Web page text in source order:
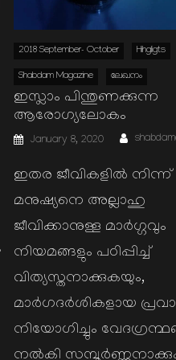
2018 September- October Hihgligts
Shabdam Magazine ലേഖനം
ഇസ്ലാം പിന്തുണക്കുന്ന
ആരോഗ്യലോകം
Posted
on
January 8, 2020 Author
ഇതര ജീവികളില്‍ നിന്ന്
മനുഷ്യനെ അല്ലാഹു
ജീവിക്കാനുള്ള മാര്‍ഗ്ഗവും
നിയമങ്ങളും പഠിപ്പിച്ച്
വിത്യസ്തനാക്കുകയും,
മാര്‍ഗദര്‍ശികളായ
നിയോഗിച്ചും
നല്‍കി